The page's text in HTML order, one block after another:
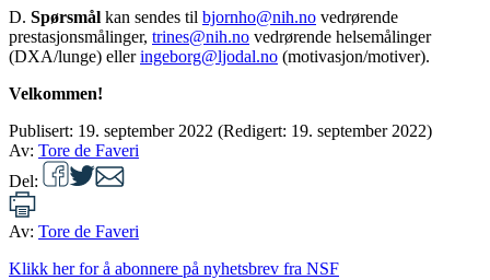
D. Spørsmål kan sendes til bjornho@nih.no vedrørende
prestasjonsmålinger, trines@nih.no vedrørende helsemålinger
(DXA/lunge) elleringeborg@ljodal.no (motivasjon/motiver).
Velkommen!
Publisert: 19. september 2022 (Redigert: 19. september 2022)
Av: Tore de Faveri
Del:
Av: Tore de Faveri
Klikk her for å abonnere på nyhetsbrev fra NSF